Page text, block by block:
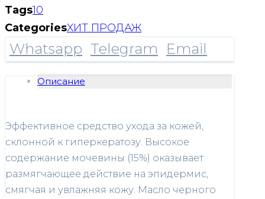
Tags10
CategoriesХИТ ПРОДАЖ
Whatsapp Telegram Email
Описание
Эффективное средство ухода за кожей,
склонной к гиперкератозу. Высокое
содержание мочевины (15%) оказывает
размягчающее действие на эпидермис,
смягчая и увлажняя кожу. Масло черного